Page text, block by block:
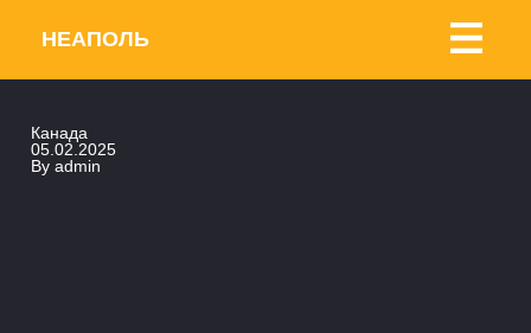
НЕАПОЛЬ
Канада
05.02.2025
Byadmin